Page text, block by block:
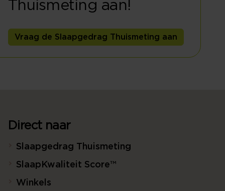
Thuismeting aan!
Vraag de Slaapgedrag Thuismeting aan
Direct naar
Slaapgedrag Thuismeting
SlaapKwaliteit Score™
Winkels